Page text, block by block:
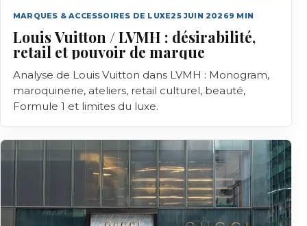
MARQUES & ACCESSOIRES DE LUXE25 JUIN 20269 MIN
Louis Vuitton / LVMH : désirabilité,
retail et pouvoir de marque
Analyse de Louis Vuitton dans LVMH : Monogram,
maroquinerie, ateliers, retail culturel, beauté,
Formule 1 et limites du luxe.